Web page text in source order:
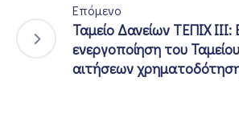
Επόμενο
Ταμείο Δανείων ΤΕΠΙΧ ΙΙΙ:
ενεργοποίηση του
αιτήσεων